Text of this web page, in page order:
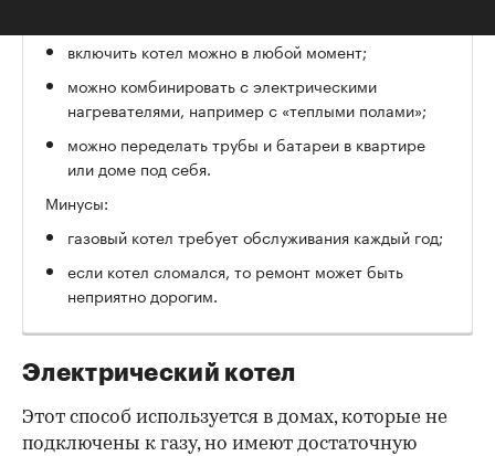
включить котел можно в любой момент;
можно комбинировать с электрическими
нагревателями, например с «теплыми полами»;
можно переделать трубы и батареи в квартире
или доме под себя.
Минусы:
газовый котел требует обслуживания каждый год;
если котел сломался, то ремонт может быть
неприятно дорогим.
Электрический котел
Этот способ используется в домах, которые не
подключены к газу, но имеют достаточную